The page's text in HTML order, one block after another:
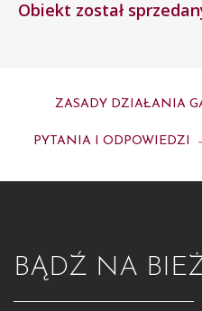
Obiekt został
ZASADY DZIAŁANIA
PYTANIA I ODPOWIEDZI
BĄDŹ NA